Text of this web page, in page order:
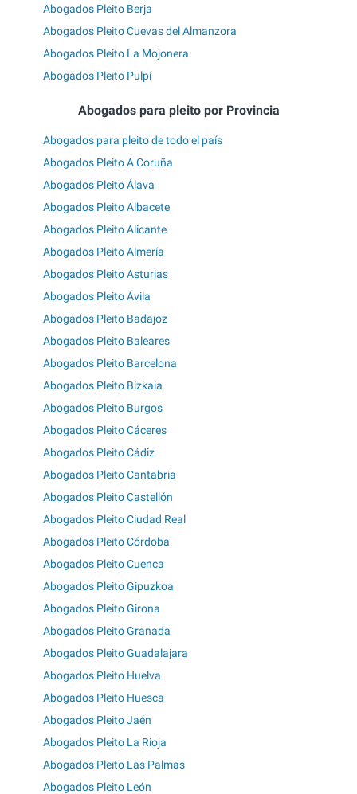
Abogados Pleito Berja
Abogados Pleito Cuevas del Almanzora
Abogados Pleito La Mojonera
Abogados Pleito Pulpí
Abogados para pleito por Provincia
Abogados para pleito de todo el país
Abogados Pleito A Coruña
Abogados Pleito Álava
Abogados Pleito Albacete
Abogados Pleito Alicante
Abogados Pleito Almería
Abogados Pleito Asturias
Abogados Pleito Ávila
Abogados Pleito Badajoz
Abogados Pleito Baleares
Abogados Pleito Barcelona
Abogados Pleito Bizkaia
Abogados Pleito Burgos
Abogados Pleito Cáceres
Abogados Pleito Cádiz
Abogados Pleito Cantabria
Abogados Pleito Castellón
Abogados Pleito Ciudad Real
Abogados Pleito Córdoba
Abogados Pleito Cuenca
Abogados Pleito Gipuzkoa
Abogados Pleito Girona
Abogados Pleito Granada
Abogados Pleito Guadalajara
Abogados Pleito Huelva
Abogados Pleito Huesca
Abogados Pleito Jaén
Abogados Pleito La Rioja
Abogados Pleito Las Palmas
Abogados Pleito León